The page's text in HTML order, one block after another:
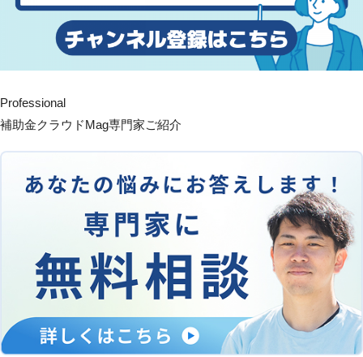
Professional
補助金クラウドMag専門家ご紹介